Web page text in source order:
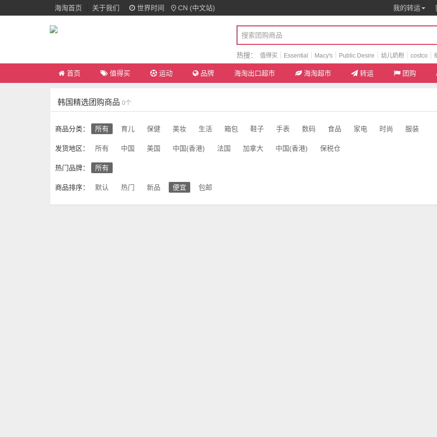
海淘首页 关于我们 世界时间 CN (中文站) 我的转运
热搜： 值得买 Essential Macy's Public Desire 幼儿奶粉 costco
首页 值得买 运动 品牌 海淘出口超市 海淘超市 转运 团购
韩国精选团购商品 0个
商品分类： 所有 育儿 保健 美妆 生活 箱包 鞋子 手表 数码 食品 家电 时尚 服装
发货地区： 所有 中国 美国 中国(香港) 法国 加拿大 中国(香港) 保税仓
热门品牌： 所有
商品排序： 默认 热门 新品 便宜 包邮